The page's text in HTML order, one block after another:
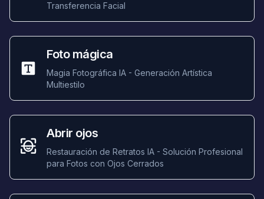
Transferencia Facial
Foto mágica
Magia Fotográfica IA - Generación Artística
Multiestilo
Abrir ojos
Restauración de Retratos IA - Solución Profesional
para Fotos con Ojos Cerrados